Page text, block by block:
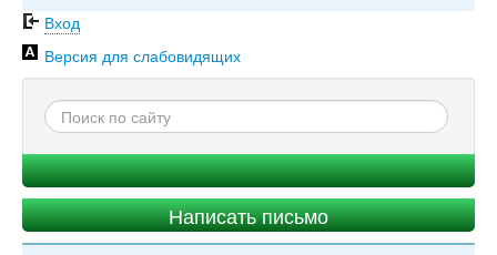
Вход
Версия для слабовидящих
Написать письмо